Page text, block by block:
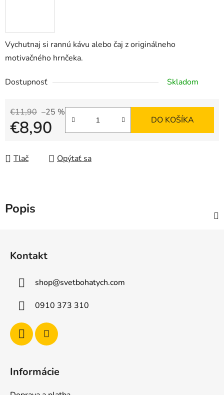
Vychutnaj si rannú kávu alebo čaj z originálneho
motivačného hrnčeka.
Dostupnosť Skladom
€11,90 –25 %
€8,90 DO KOŠÍKA
Tlač Opýtať sa
Popis
Kontakt
shop@svetbohatych.com
0910 373 310
Informácie